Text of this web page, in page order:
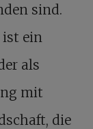
sind.
ist ein
als
mit
die